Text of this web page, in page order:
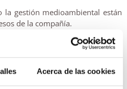
Acerca de las cookies
la gestión medioambiental están
de la compañía.
productos, principalmente